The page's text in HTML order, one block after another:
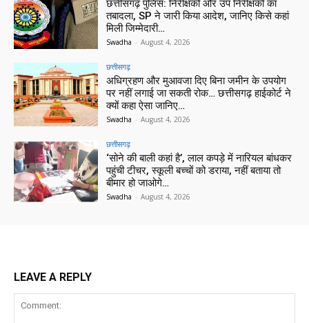
छत्तीसगढ़ पुलिस: निरीक्षकों और उप निरीक्षकों का
तबादला, SP ने जारी किया आदेश, जानिए किसे कहां
मिली जिम्मेदारी…
Swadha - August 4, 2026
छत्तीसगढ़
अधिग्रहण और मुआवजा दिए बिना जमीन के उपयोग
पर नहीं लगाई जा सकती रोक… छत्तीसगढ़ हाईकोर्ट ने
क्यों कहा ऐसा जानिए…
Swadha - August 4, 2026
छत्तीसगढ़
‘सोने की बाली कहां है’, लाल कपड़े में नारियल बांधकर
पहुंची टीचर, स्कूली बच्चों को डराया, नहीं बताया तो
बीमार हो जाओगे…
Swadha - August 4, 2026
LEAVE A REPLY